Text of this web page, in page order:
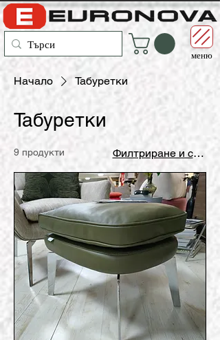
меню
Начало Табуретки
Табуретки
9 продукти Филтриране и